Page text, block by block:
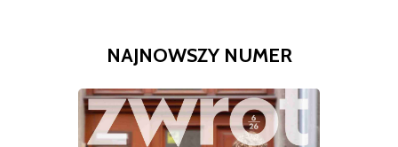
NAJNOWSZY NUMER